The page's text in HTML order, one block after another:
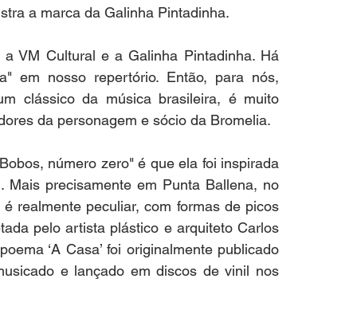
a marca da Galinha Pintadinha.
VM Cultural e a Galinha Pintadinha. Há
em nosso repertório. Então, para nós,
clássico da música brasileira, é muito
da personagem e sócio da Bromelia.
número zero" é que ela foi inspirada
precisamente em Punta Ballena, no
realmente peculiar, com formas de picos
pelo artista plástico e arquiteto Carlos
‘A Casa’ foi originalmente publicado
e lançado em discos de vinil nos